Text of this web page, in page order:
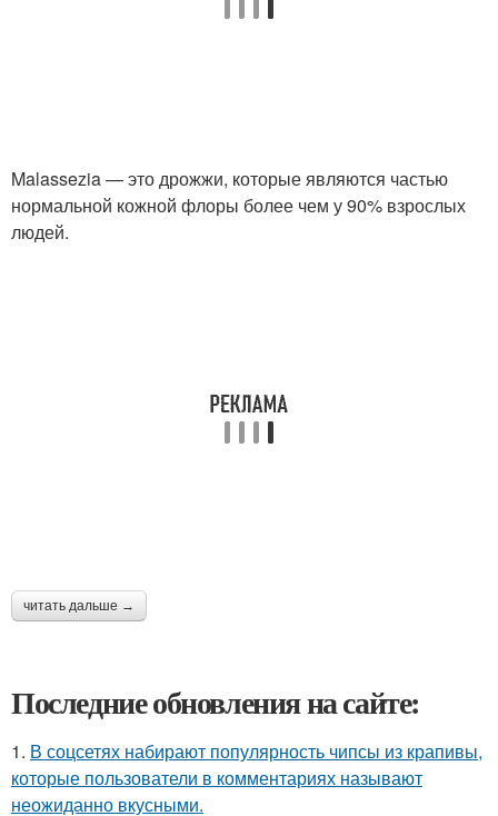
Malassezia — это дрожжи, которые являются частью
нормальной кожной флоры более чем у 90% взрослых
людей.
читать дальше →
Последние обновления на сайте:
1. В соцсетях набирают популярность чипсы из крапивы,
которые пользователи в комментариях называют
неожиданно вкусными.